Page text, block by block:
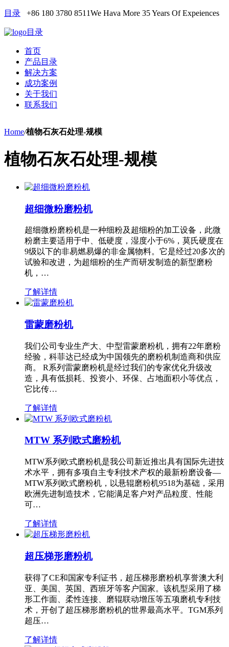
目录 +86 180 3780 8511We Hava More 35 Years Of Expeiences
目录
首页
产品目录
解决方案
成功案例
关于我们
联系我们
Home/植物石灰石处理-规模
植物石灰石处理-规模
超细微粉磨粉机
超细微粉磨粉机是一种细粉及超细粉的加工设备，此微
粉磨主要适用于中、低硬度，湿度小于6%，莫氏硬度在
9级以下的非易燃易爆的非金属物料。它是经过20多次的
试验和改进，为超细粉的生产而研发制造的新型磨粉
机，…
了解详情
雷蒙磨粉机
我们公司专业生产大、中型雷蒙磨粉机，拥有22年磨粉
经验，科菲达已经成为中国领先的磨粉机制造商和供应
商。 R系列雷蒙磨粉机是经过我们的专家优化升级改
造，具有低损耗、投资小、环保、占地面积小等优点，
它比传…
了解详情
MTW 系列欧式磨粉机
MTW系列欧式磨粉机是我公司新近推出具有国际先进技
术水平，拥有多项自主专利技术产权的最新粉磨设备—
MTW系列欧式磨粉机，以悬辊磨粉机9518为基础，采用
欧洲先进制造技术，它能满足客户对产品粒度、性能
可…
了解详情
超压梯形磨粉机
获得了CE和国家专利证书，超压梯形磨粉机享誉澳大利
亚、美国、英国、西班牙等客户国家。该机型采用了梯
形工作面、柔性连接、磨辊联动增压等五项磨机专利技
术，开创了超压梯形磨粉机的世界最高水平。TGM系列
超压…
了解详情